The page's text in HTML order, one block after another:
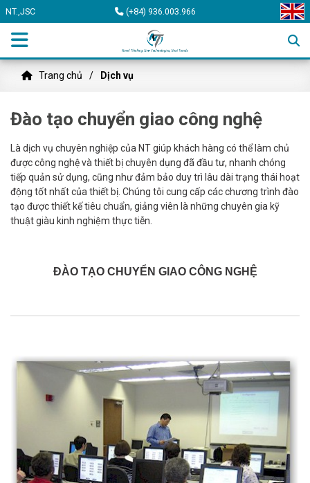
NT.,JSC (+84) 936.003.966
Trang chủ Dịch vụ
Đào tạo chuyển giao công nghệ
Là dịch vụ chuyên nghiệp của NT giúp khách hàng có thể làm chủ
được công nghệ và thiết bị chuyên dụng đã đầu tư, nhanh chóng
tiếp quản sử dụng, cũng như đảm bảo duy trì lâu dài trạng thái hoạt
động tốt nhất của thiết bị. Chúng tôi cung cấp các chương trình đào
tạo được thiết kế tiêu chuẩn, giảng viên là những chuyên gia kỹ
thuật giàu kinh nghiệm thực tiễn.
ĐÀO TẠO CHUYỂN GIAO CÔNG NGHỆ